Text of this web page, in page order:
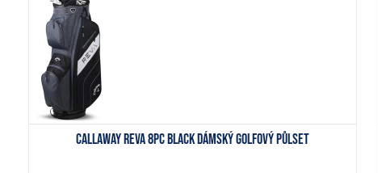
Callaway REVA 8PC Black dámský golfový půlset